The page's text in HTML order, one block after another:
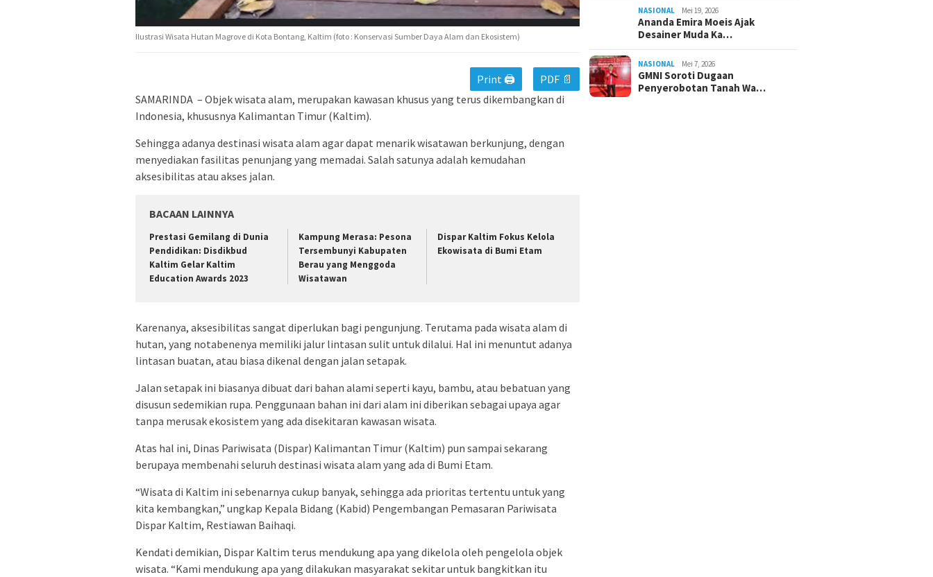
Ilustrasi Wisata Hutan Magrove di Kota Bontang, Kaltim (foto : Konservasi Sumber Daya Alam dan Ekosistem)
Print 🖨
PDF 📄
SAMARINDA – Objek wisata alam, merupakan kawasan khusus yang terus dikembangkan di
Indonesia, khususnya Kalimantan Timur (Kaltim).
Sehingga adanya destinasi wisata alam agar dapat menarik wisatawan berkunjung, dengan
menyediakan fasilitas penunjang yang memadai. Salah satunya adalah kemudahan
aksesibilitas atau akses jalan.
BACAAN LAINNYA
Prestasi Gemilang di Dunia
Pendidikan: Disdikbud
Kaltim Gelar Kaltim
Education Awards 2023
Kampung Merasa: Pesona
Tersembunyi Kabupaten
Berau yang Menggoda
Wisatawan
Dispar Kaltim Fokus Kelola
Ekowisata di Bumi Etam
Karenanya, aksesibilitas sangat diperlukan bagi pengunjung. Terutama pada wisata alam di
hutan, yang notabenenya memiliki jalur lintasan sulit untuk dilalui. Hal ini menuntut adanya
lintasan buatan, atau biasa dikenal dengan jalan setapak.
Jalan setapak ini biasanya dibuat dari bahan alami seperti kayu, bambu, atau bebatuan yang
disusun sedemikian rupa. Penggunaan bahan ini dari alam ini diberikan sebagai upaya agar
tanpa merusak ekosistem yang ada disekitaran kawasan wisata.
Atas hal ini, Dinas Pariwisata (Dispar) Kalimantan Timur (Kaltim) pun sampai sekarang
berupaya membenahi seluruh destinasi wisata alam yang ada di Bumi Etam.
“Wisata di Kaltim ini sebenarnya cukup banyak, sehingga ada prioritas tertentu untuk yang
kita kembangkan,” ungkap Kepala Bidang (Kabid) Pengembangan Pemasaran Pariwisata
Dispar Kaltim, Restiawan Baihaqi.
Kendati demikian, Dispar Kaltim terus mendukung apa yang dikelola oleh pengelola objek
wisata. “Kami mendukung apa yang dilakukan masyarakat sekitar untuk bangkitkan itu
NASIONAL Mei 19, 2026
Ananda Emira Moeis Ajak
Desainer Muda Ka…
NASIONAL Mei 7, 2026
GMNI Soroti Dugaan
Penyerobotan Tanah Wa…